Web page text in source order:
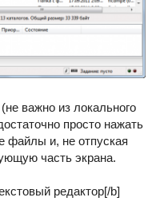
важно из локального
просто нажать
файлы и, не отпуская
часть экрана.
редактор[/b]